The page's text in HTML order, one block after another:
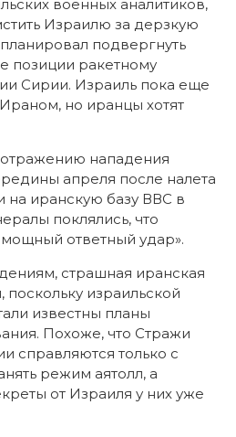
военных аналитиков,
Израилю за дерзкую
подвергнуть
позиции ракетному
Сирии. Израиль пока еще
но иранцы хотят
отражению нападения
апреля после налета
на иранскую базу ВВС в
поклялись, что
ответный удар».
страшная иранская
поскольку израильской
известны планы
Похоже, что Стражи
справляются только с
режим аятолл, а
от Израиля у них уже